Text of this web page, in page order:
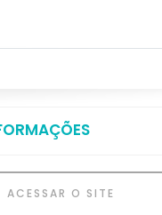
ACESSAR O SITE